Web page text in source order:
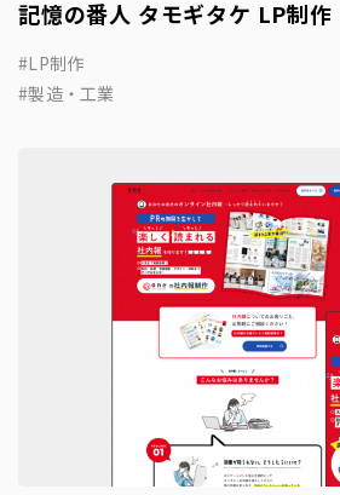
記憶の番人 タモギタケ LP制作
LP制作
製造・工業